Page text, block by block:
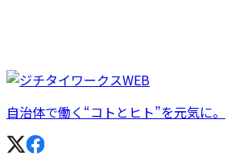
自治体で働く“コトとヒト”を元気に。